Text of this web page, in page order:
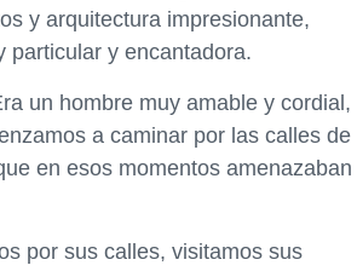
y arquitectura impresionante,
particular y encantadora.
un hombre muy amable y cordial,
a caminar por las calles de
en esos momentos amenazaban
por sus calles, visitamos sus